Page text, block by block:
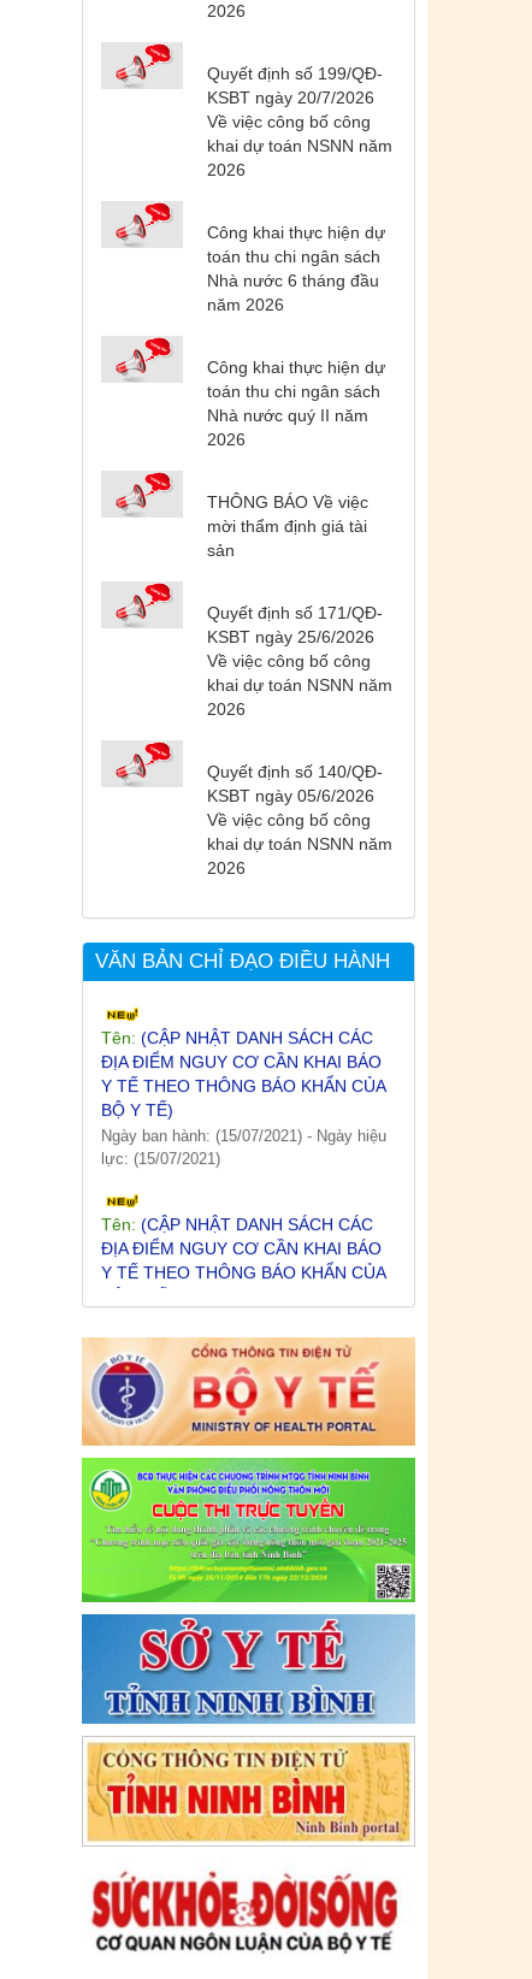
2026
Quyết định số 199/QĐ-
KSBT ngày 20/7/2026
Về việc công bố công
khai dự toán NSNN năm
2026
Công khai thực hiện dự
toán thu chi ngân sách
Nhà nước 6 tháng đầu
năm 2026
Công khai thực hiện dự
toán thu chi ngân sách
Nhà nước quý II năm
2026
THÔNG BÁO Về việc
mời thẩm định giá tài
sản
Quyết định số 171/QĐ-
KSBT ngày 25/6/2026
Về việc công bố công
khai dự toán NSNN năm
2026
Quyết định số 140/QĐ-
KSBT ngày 05/6/2026
Về việc công bố công
khai dự toán NSNN năm
2026
VĂN BẢN CHỈ ĐẠO ĐIỀU HÀNH
Tên:(DANH SÁCH CÁC ĐỊA
PHƯƠNG ĐANG THỰC HIỆN CÁCH
LY XÃ HỘI VÀ GIÃN CÁCH XÃ HỘI
TÍNH ĐẾN 17H NGÀY 25/7/2021)
lực: (26/07/2021)
(CẬP NHẬT DANH SÁCH CÁC
ĐỊA ĐIỂM NGUY CƠ CẦN KHAI BÁO
Y TẾ THEO THÔNG BÁO KHẨN CỦA
Ngày ban hành: (19/07/2021) -Ngày hiệu
lực: (19/07/2021)
Tên:
ĐỊA ĐIỂM NGUY CƠ CẦN KHAI BÁO
Y TẾ THEO THÔNG BÁO KHẨN CỦA
BỘ Y TẾ)
Ngày ban hành: (15/07/2021)
lực: (15/07/2021)
Tên:
ĐỊA ĐIỂM NGUY CƠ CẦN KHAI BÁO
Y TẾ THEO THÔNG BÁO KHẨN CỦA
BỘ Y TẾ)
Ngày ban hành: (12/07/2021)
lực: (12/07/2021)
Tên:(CẬP NHẬT DANH SÁCH CÁC
ĐỊA ĐIỂM NGUY CƠ CẦN KHAI BÁO
Y TẾ THEO THÔNG BÁO KHẨN CỦA
BỘ Y TẾ)
Ngày ban hành: (09/07/2021) -Ngày hiệu
lực: (09/07/2021)
(CẬP NHẬT DANH SÁCH CÁC
ĐỊA ĐIỂM NGUY CƠ CẦN KHAI BÁO
Y TẾ THEO THÔNG BÁO KHẨN CỦA
BỘ Y TẾ)
Ngày ban hành: (06/07/2021) -Ngày hiệu
lực: (06/07/2021)
Tên:(CẬP NHẬT DANH SÁCH CÁC
ĐỊA ĐIỂM NGUY CƠ CẦN KHAI BÁO
Y TẾ THEO THÔNG BÁO KHẨN CỦA
BỘ Y TẾ)
Ngày ban hành: (02/07/2021) -Ngày hiệu
lực: (02/07/2021)